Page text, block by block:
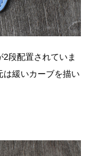
段配置されていま
は緩いカーブを描い